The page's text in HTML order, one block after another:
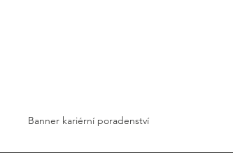
Banner kariérní poradenství